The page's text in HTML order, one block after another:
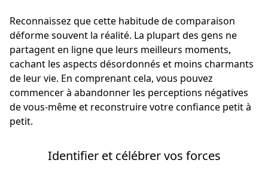
Reconnaissez que cette habitude de comparaison
déforme souvent la réalité. La plupart des gens ne
partagent en ligne que leurs meilleurs moments,
cachant les aspects désordonnés et moins charmants
de leur vie. En comprenant cela, vous pouvez
commencer à abandonner les perceptions négatives
de vous-même et reconstruire votre confiance petit à
petit.
Identifier et célébrer vos forces